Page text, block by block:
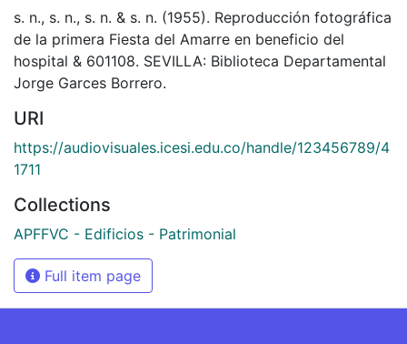
s. n., s. n., s. n. & s. n. (1955). Reproducción fotográfica
de la primera Fiesta del Amarre en beneficio del
hospital & 601108. SEVILLA: Biblioteca Departamental
Jorge Garces Borrero.
URI
https://audiovisuales.icesi.edu.co/handle/123456789/4
1711
Collections
APFFVC - Edificios - Patrimonial
Full item page